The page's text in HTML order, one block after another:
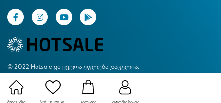
მთავარი სურვილები კალათა ავტორიზაცია
© 2022 Hotsale.ge ყველა უფლება დაცულია.
Created by Proservice